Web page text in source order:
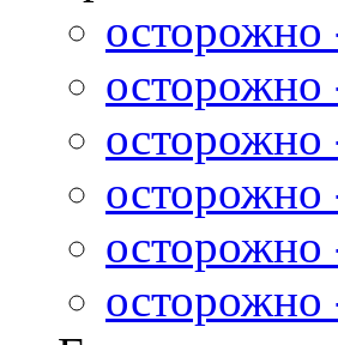
осторожно
осторожно
осторожно
осторожно
осторожно
осторожно